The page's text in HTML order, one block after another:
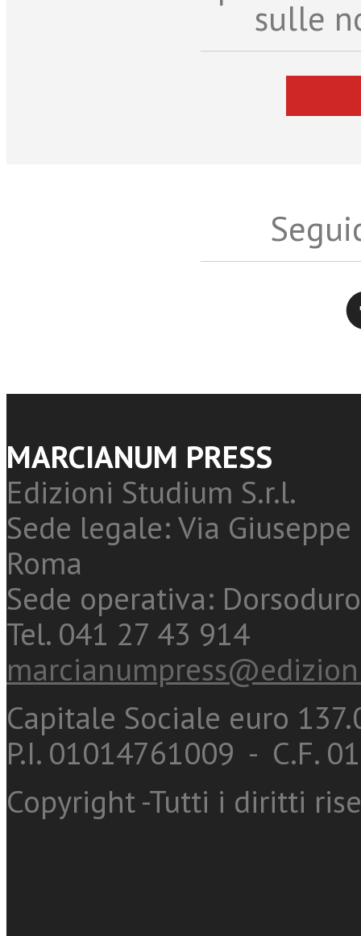
sulle
MARCIANUM PRESS
Edizioni Studium S.r.l.
Sede legale: Via
Roma
Sede operativa:
Tel. 041 27 43 914
Capitale Sociale euro
P.I. 01014761009 - C.F.
Copyright -Tutti i diritti